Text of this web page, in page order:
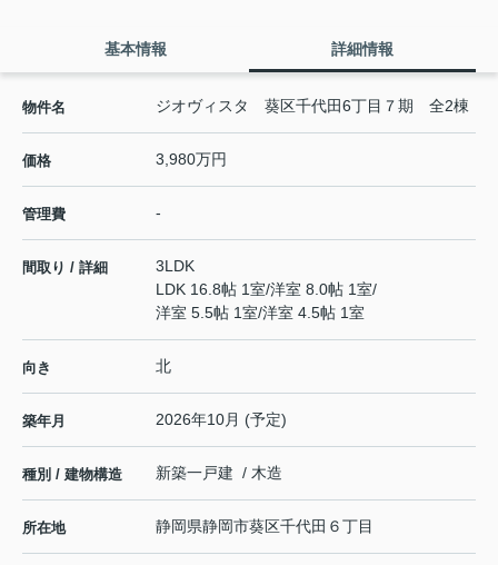
基本情報 詳細情報
物件名 ジオヴィスタ 葵区千代田6丁目７期 全2棟
価格 3,980万円
管理費 -
間取り / 詳細
3LDK
LDK 16.8帖 1室/洋室 8.0帖 1室/
洋室 5.5帖 1室/洋室 4.5帖 1室
向き 北
築年月 2026年10月 (予定)
種別 / 建物構造 新築一戸建 / 木造
所在地 静岡県静岡市葵区千代田 ６丁目